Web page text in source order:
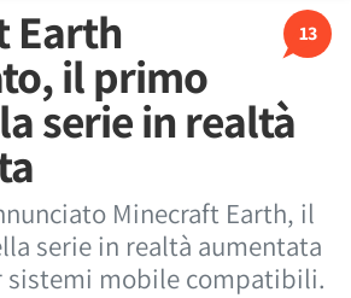
13
Earth
il primo
serie in realtà
Minecraft Earth, il
serie in realtà aumentata
sistemi mobile compatibili.